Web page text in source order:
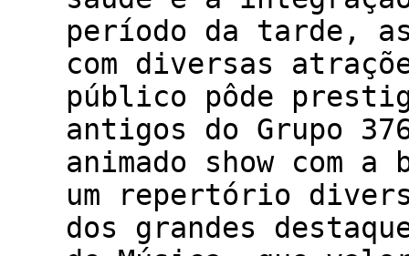
período da tarde, as
com diversas
público pôde
antigos do Grupo
animado show com a
um repertório
dos grandes